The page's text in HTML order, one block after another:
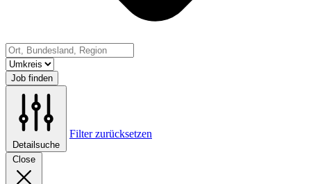
Job finden
Detailsuche
Filter zurücksetzen
Close